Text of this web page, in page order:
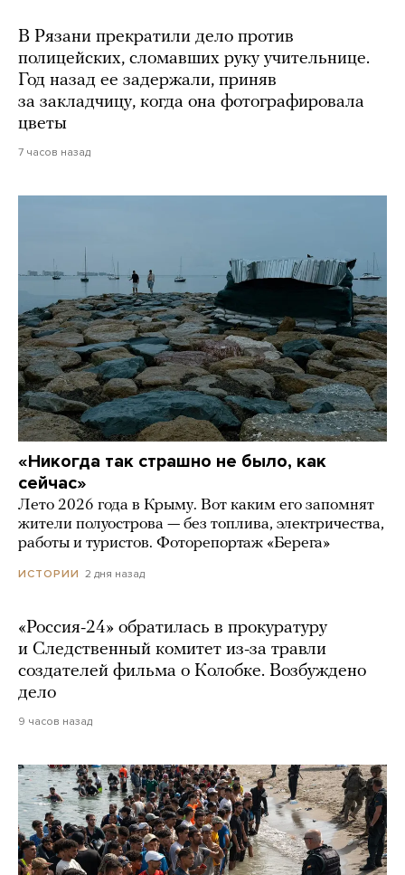
В Рязани прекратили дело против
полицейских, сломавших руку учительнице.
Год назад ее задержали, приняв
за закладчицу, когда она фотографировала
цветы
7 часов назад
«Никогда так страшно не было, как
сейчас»
Лето 2026 года в Крыму. Вот каким его запомнят
жители полуострова — без топлива, электричества,
работы и туристов. Фоторепортаж «Берега»
ИСТОРИИ 2 дня назад
«Россия-24» обратилась в прокуратуру
и Следственный комитет из-за травли
создателей фильма о Колобке. Возбуждено
дело
9 часов назад